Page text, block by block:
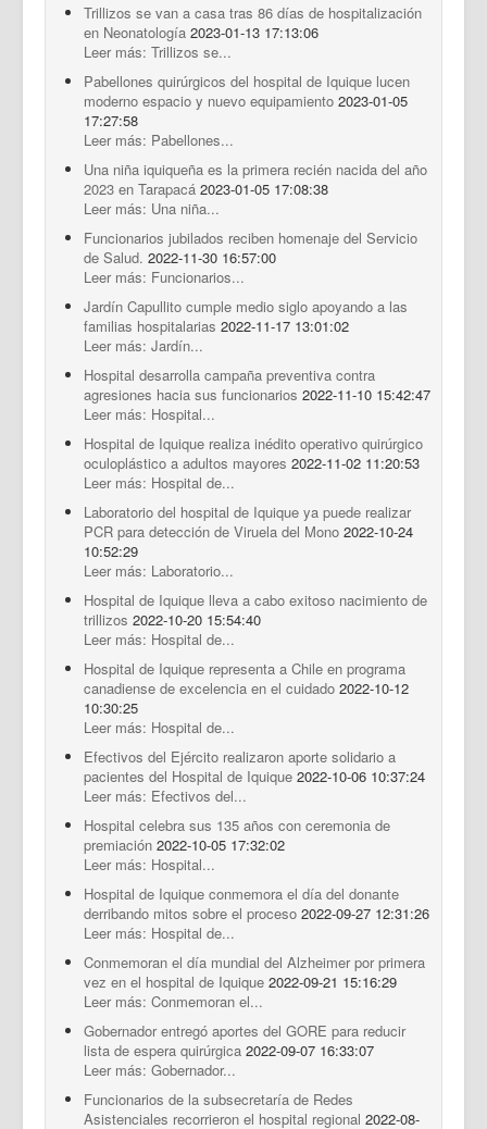
Trillizos se van a casa tras 86 días de hospitalización
en Neonatología 2023-01-13 17:13:06
Leer más: Trillizos se...
Pabellones quirúrgicos del hospital de Iquique lucen
moderno espacio y nuevo equipamiento 2023-01-05
17:27:58
Leer más: Pabellones...
Una niña iquiqueña es la primera recién nacida del año
2023 en Tarapacá 2023-01-05 17:08:38
Leer más: Una niña...
Funcionarios jubilados reciben homenaje del Servicio
de Salud. 2022-11-30 16:57:00
Leer más: Funcionarios...
Jardín Capullito cumple medio siglo apoyando a las
familias hospitalarias 2022-11-17 13:01:02
Leer más: Jardín...
Hospital desarrolla campaña preventiva contra
agresiones hacia sus funcionarios 2022-11-10 15:42:47
Leer más: Hospital...
Hospital de Iquique realiza inédito operativo quirúrgico
oculoplástico a adultos mayores 2022-11-02 11:20:53
Leer más: Hospital de...
Laboratorio del hospital de Iquique ya puede realizar
PCR para detección de Viruela del Mono 2022-10-24
10:52:29
Leer más: Laboratorio...
Hospital de Iquique lleva a cabo exitoso nacimiento de
trillizos 2022-10-20 15:54:40
Leer más: Hospital de...
Hospital de Iquique representa a Chile en programa
canadiense de excelencia en el cuidado 2022-10-12
10:30:25
Leer más: Hospital de...
Efectivos del Ejército realizaron aporte solidario a
pacientes del Hospital de Iquique 2022-10-06 10:37:24
Leer más: Efectivos del...
Hospital celebra sus 135 años con ceremonia de
premiación 2022-10-05 17:32:02
Leer más: Hospital...
Hospital de Iquique conmemora el día del donante
derribando mitos sobre el proceso 2022-09-27 12:31:26
Leer más: Hospital de...
Conmemoran el día mundial del Alzheimer por primera
vez en el hospital de Iquique 2022-09-21 15:16:29
Leer más: Conmemoran el...
Gobernador entregó aportes del GORE para reducir
lista de espera quirúrgica 2022-09-07 16:33:07
Leer más: Gobernador...
Funcionarios de la subsecretaría de Redes
Asistenciales recorrieron el hospital regional 2022-08-